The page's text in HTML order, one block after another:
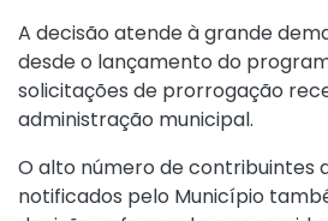
A decisão atende à grande
desde o lançamento do
solicitações de prorrogação
administração municipal.
O alto número de contribuintes
notificados pelo Município